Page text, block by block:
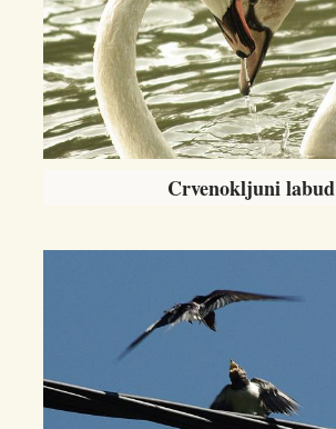
Crvenokljuni labud